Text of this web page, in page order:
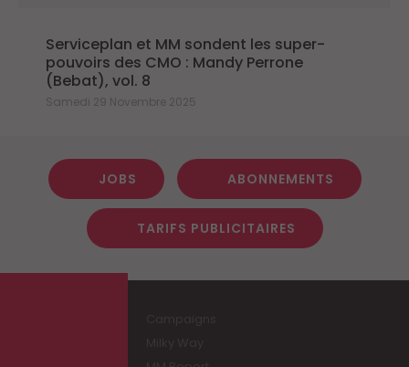
Serviceplan et MM sondent les super-
pouvoirs des CMO : Mandy Perrone
(Bebat), vol. 8
Samedi 29 Novembre 2025
JOBS ABONNEMENTS
TARIFS PUBLICITAIRES